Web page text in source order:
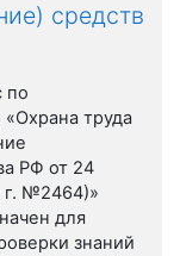
средств
по
труда
РФ от 24
г. №2464)»
для
знаний